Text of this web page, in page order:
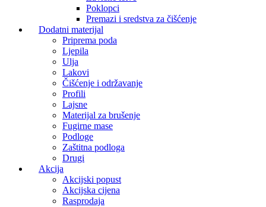
Poklopci
Premazi i sredstva za čišćenje
Dodatni materijal
Priprema poda
Ljepila
Ulja
Lakovi
Čišćenje i održavanje
Profili
Lajsne
Materijal za brušenje
Fugirne mase
Podloge
Zaštitna podloga
Drugi
Akcija
Akcijski popust
Akcijska cijena
Rasprodaja